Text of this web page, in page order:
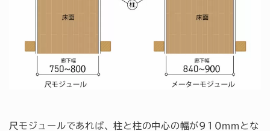
尺モジュールであれば、柱と柱の中心の幅が910mmとな